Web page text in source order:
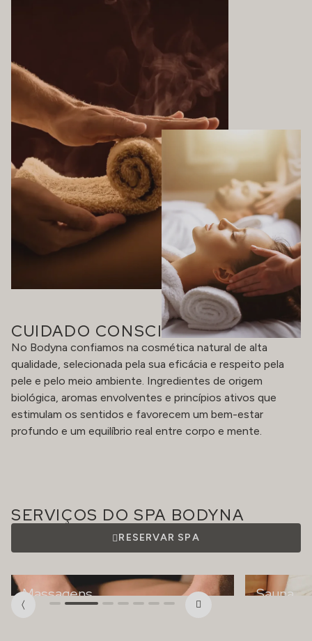
CUIDADO CONSCIENTE
No Bodyna confiamos na cosmética natural de alta
qualidade, selecionada pela sua eficácia e respeito pela
pele e pelo meio ambiente. Ingredientes de origem
biológica, aromas envolventes e princípios ativos que
estimulam os sentidos e favorecem um bem-estar
profundo e um equilíbrio real entre corpo e mente.
SERVIÇOS DO SPA BODYNA
RESERVAR SPA
Massagens Sauna